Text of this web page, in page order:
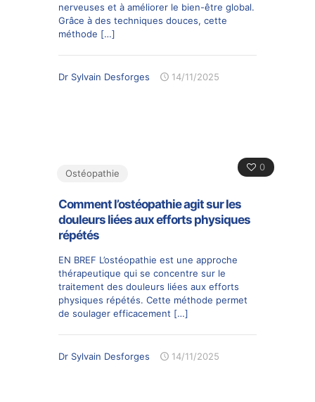
nerveuses et à améliorer le bien-être global.
Grâce à des techniques douces, cette
méthode […]
Dr Sylvain Desforges 14/11/2025
0
Ostéopathie
Comment l’ostéopathie agit sur les
douleurs liées aux efforts physiques
répétés
EN BREF L’ostéopathie est une approche
thérapeutique qui se concentre sur le
traitement des douleurs liées aux efforts
physiques répétés. Cette méthode permet
de soulager efficacement […]
Dr Sylvain Desforges 14/11/2025